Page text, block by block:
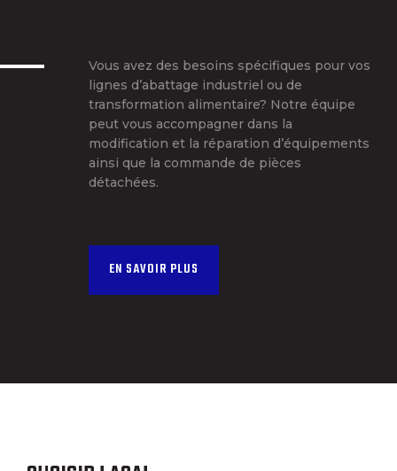
Vous avez des besoins spécifiques pour vos
lignes d’abattage industriel ou de
transformation alimentaire? Notre équipe
peut vous accompagner dans la
modification et la réparation d’équipements
ainsi que la commande de pièces
détachées.
EN SAVOIR PLUS